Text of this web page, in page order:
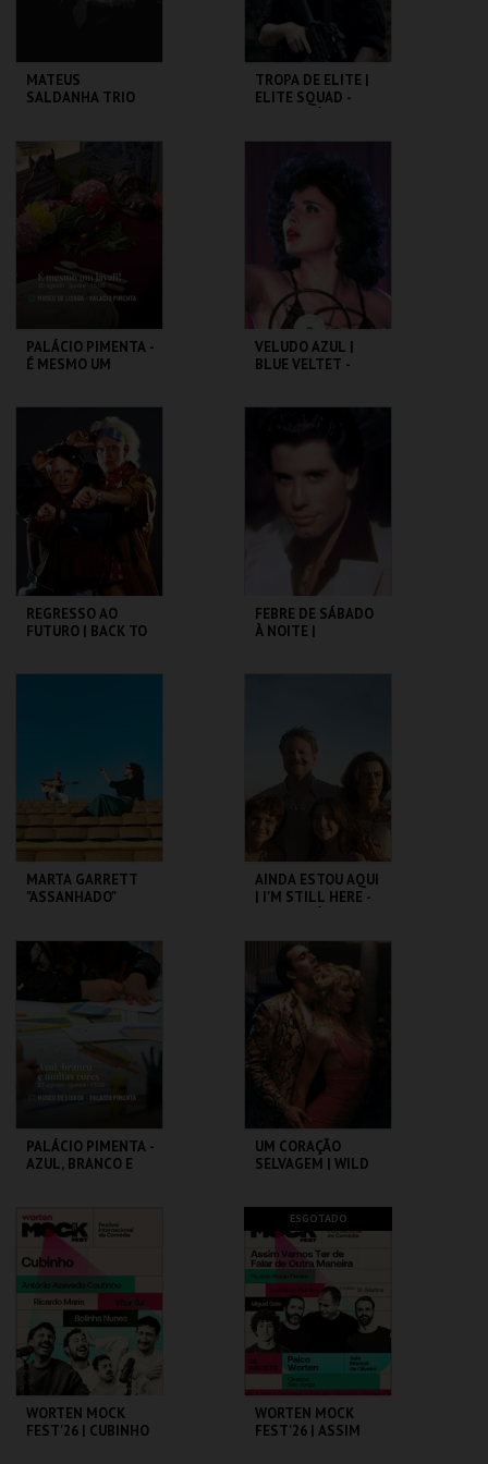
MATEUS
SALDANHA TRIO
CAPITÓLIO.
MAIS INFO
TROPA DE ELITE |
ELITE SQUAD -
MAIS INFO
COMPRAR
PALÁCIO PIMENTA -
É MESMO UM
ML - PALÁCIO
PIMENTA
MAIS INFO
COMPRAR
VELUDO AZUL |
BLUE VELTET -
MAIS INFO
REGRESSO AO
FUTURO | BACK TO
COMPRAR
FEBRE DE SÁBADO
À NOITE |
MAIS INFO
MARTA GARRETT
"ASSANHADO"
CAPITÓLIO.
MAIS INFO
AINDA ESTOU AQUI
| I'M STILL HERE -
CAPITÓLIO.
MAIS INFO
PALÁCIO PIMENTA -
AZUL, BRANCO E
ML - PALÁCIO
PIMENTA
MAIS INFO
COMPRAR
UM CORAÇÃO
SELVAGEM | WILD
CAPITÓLIO.
MAIS INFO
COMPRAR
WORTEN MOCK
FEST'26 | CUBINHO
ESGOTADO
WORTEN MOCK
FEST'26 | ASSIM